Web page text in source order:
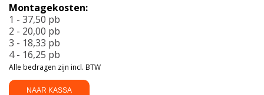
6
Enliten
XL
155/70
R19
88H
aantal
NAAR KASSA
Montagekosten:
1 - 37,50 pb
2 - 20,00 pb
3 - 18,33 pb
4 - 16,25 pb
Alle bedragen zijn incl. BTW